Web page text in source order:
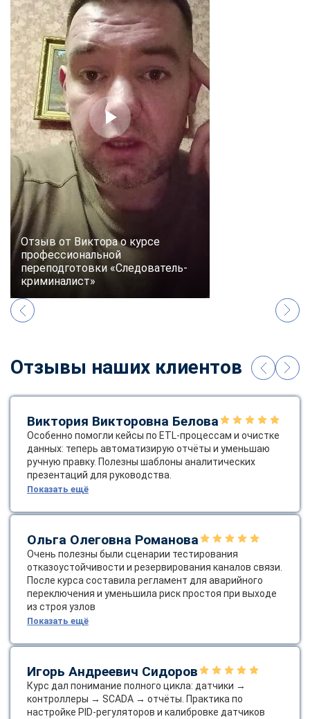
Отзыв от Виктора о курсе
профессиональной
переподготовки «Следователь-
криминалист»
Отзывы наших клиентов
Виктория Викторовна Белова
Особенно помогли кейсы по ETL‑процессам и очистке
данных: теперь автоматизирую отчёты и уменьшаю
ручную правку. Полезны шаблоны аналитических
презентаций для руководства.
Показать ещё
Ольга Олеговна Романова
Очень полезны были сценарии тестирования
отказоустойчивости и резервирования каналов связи.
После курса составила регламент для аварийного
переключения и уменьшила риск простоя при выходе
из строя узлов
Показать ещё
Игорь Андреевич Сидоров
Курс дал понимание полного цикла: датчики →
контроллеры → SCADA → отчёты. Практика по
настройке PID‑регуляторов и калибровке датчиков